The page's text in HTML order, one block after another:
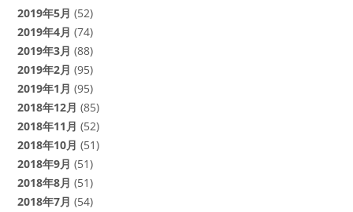
2019年5月 (52)
2019年4月 (74)
2019年3月 (88)
2019年2月 (95)
2019年1月 (95)
2018年12月 (85)
2018年11月 (52)
2018年10月 (51)
2018年9月 (51)
2018年8月 (51)
2018年7月 (54)